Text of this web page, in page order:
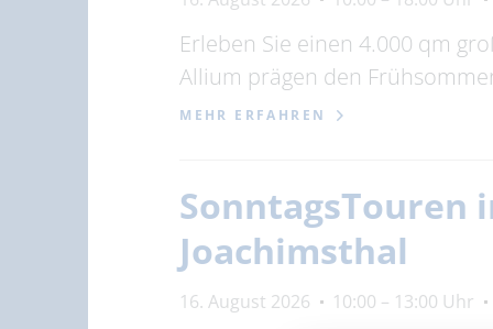
Erleben Sie einen 4.000 qm
Allium prägen den
MEHR ERFAHREN
SonntagsTouren
Joachimsthal
16. August 2026 10:00 – 13:00 Uhr